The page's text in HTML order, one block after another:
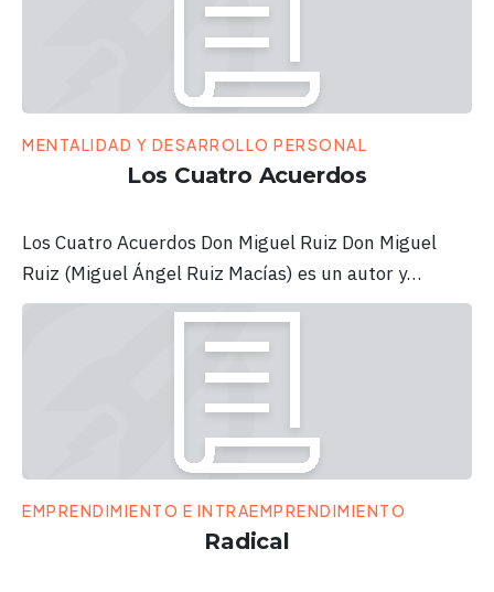
MENTALIDAD Y DESARROLLO PERSONAL
Los Cuatro Acuerdos
Los Cuatro Acuerdos Don Miguel Ruiz Don Miguel
Ruiz (Miguel Ángel Ruiz Macías) es un autor y…
EMPRENDIMIENTO E INTRAEMPRENDIMIENTO
Radical